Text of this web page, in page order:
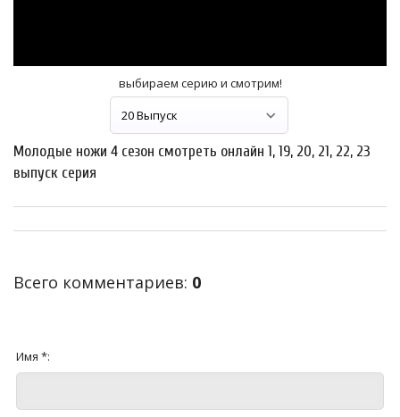
выбираем серию и смотрим!
Молодые ножи 4 сезон смотреть онлайн 1, 19, 20, 21, 22, 23
выпуск серия
Всего комментариев: 0
Имя *: